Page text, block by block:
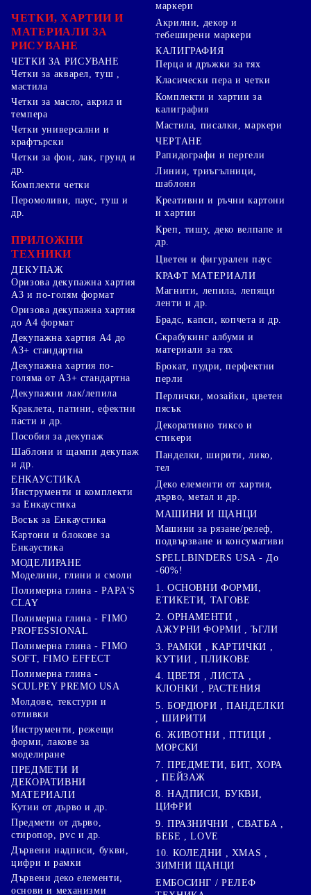
ЧЕТКИ, ХАРТИИ И
МАТЕРИАЛИ ЗА
РИСУВАНЕ
ЧЕТКИ ЗА РИСУВАНЕ
Четки за акварел, туш ,
мастила
Четки за масло, акрил и
темпера
Четки универсални и
крафтърски
Четки за фон, лак, грунд и
др.
Комплекти четки
маркери
Акрилни, декор и
тебеширени маркери
КАЛИГРАФИЯ
Перца и дръжки за тях
Класически пера и четки
Комплекти и хартии за
калиграфия
Мастила, писалки, маркери
ЧЕРТАНЕ
Рапидографи и пергели
Линии, триъгълници,
шаблони
Перомоливи, паус, туш и
др.
ПРИЛОЖНИ
ТЕХНИКИ
ДЕКУПАЖ
Оризова декупажна хартия
А3 и по-голям формат
Оризова декупажна хартия
до А4 формат
Декупажна хартия А4 до
А3+ стандартна
Декупажна хартия по-
голяма от А3+ стандартна
Декупажни лак/лепила
Краклета, патини, ефектни
пасти и др.
Пособия за декупаж
Шаблони и щампи декупаж
и др.
ЕНКАУСТИКА
Инструменти и комплекти
за Енкаустика
Восък за Енкаустика
Картони и блокове за
Енкаустика
МОДЕЛИРАНЕ
Моделини, глини и смоли
Полимерна глина - PAPA'S
CLAY
Полимерна глина - FIMO
PROFESSIONAL
Полимерна глина - FIMO
SOFT, FIMO EFFECT
Полимерна глина -
SCULPEY PREMO USA
Молдове, текстури и
отливки
Инструменти, режещи
форми, лакове за
моделиране
ПРЕДМЕТИ И
ДЕКОРАТИВНИ
МАТЕРИАЛИ
Кутии от дърво и др.
Предмети от дърво,
стиропор, pvc и др.
Дървени надписи, букви,
цифри и рамки
Дървени деко елементи,
основи и механизми
Креативни и ръчни картони
и хартии
Креп, тишу, деко велпапе и
др.
Цветен и фигурален паус
КРАФТ МАТЕРИАЛИ
Магнити, лепила, лепящи
ленти и др.
Брадс, капси, копчета и др.
Скрабукинг албуми и
материали за тях
Брокат, пудри, перфектни
перли
Перлички, мозайки, цветен
пясък
Декоративно тиксо и
стикери
Панделки, ширити, лико,
тел
Деко елементи от хартия,
дърво, метал и др.
МАШИНИ И ЩАНЦИ
Машини за рязане/релеф,
подвързване и консумативи
SPELLBINDERS USA - До
-60%!
1. ОСНОВНИ ФОРМИ,
ЕТИКЕТИ, ТАГОВЕ
2. ОРНАМЕНТИ ,
АЖУРНИ ФОРМИ , ЪГЛИ
3. РАМКИ , КАРТИЧКИ ,
КУТИИ , ПЛИКОВЕ
4. ЦВЕТЯ , ЛИСТА ,
КЛОНКИ , РАСТЕНИЯ
5. БОРДЮРИ , ПАНДЕЛКИ
, ШИРИТИ
6. ЖИВОТНИ , ПТИЦИ ,
МОРСКИ
7. ПРЕДМЕТИ, БИТ, ХОРА
, ПЕЙЗАЖ
8. НАДПИСИ, БУКВИ,
ЦИФРИ
9. ПРАЗНИЧНИ , СВАТБА ,
БЕБЕ , LOVE
10. КОЛЕДНИ , XMAS ,
ЗИМНИ ЩАНЦИ
ЕМБОСИНГ / РЕЛЕФ